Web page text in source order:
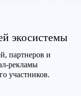
экосистемы
партнеров и
рекламы
участников.